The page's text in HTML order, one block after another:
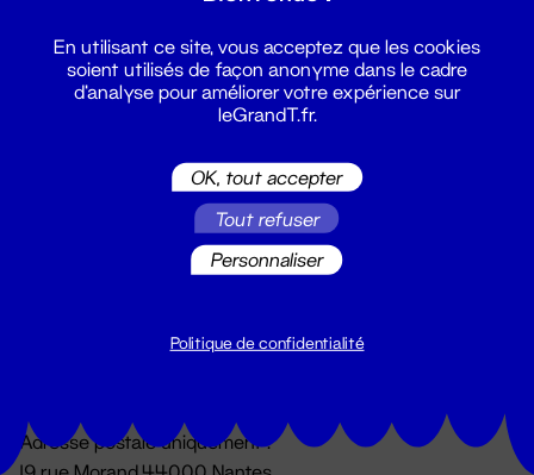
Du lundi au vendredi 14h → 18h
Adresse postale uniquement :
19 rue Morand 44000 Nantes
En utilisant ce site, vous acceptez que les cookies
soient utilisés de façon anonyme dans le cadre
d'analyse pour améliorer votre expérience sur
leGrandT.fr.
OK, tout accepter
Tout refuser
Personnaliser
Politique de confidentialité